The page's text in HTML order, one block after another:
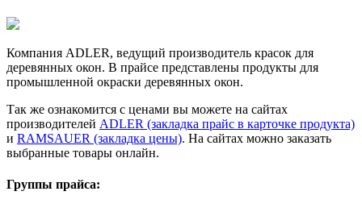
Компания ADLER, ведущий производитель красок для
деревянных окон. В прайсе представлены продукты для
промышленной окраски деревянных окон.
Так же ознакомится с ценами вы можете на сайтах
производителей ADLER (закладка прайс в карточке продукта)
и RAMSAUER (закладка цены). На сайтах можно заказать
выбранные товары онлайн.
Группы прайса: